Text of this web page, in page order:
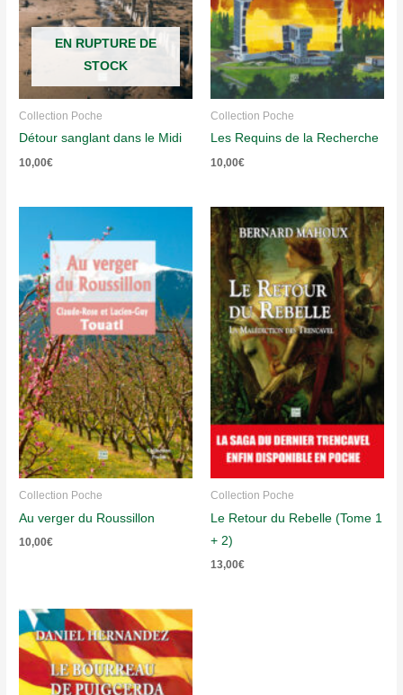
EN RUPTURE DE
STOCK
Collection Poche
Détour sanglant dans le Midi
10,00€
Collection Poche
Les Requins de la Recherche
10,00€
Collection Poche
Au verger du Roussillon
10,00€
Collection Poche
Le Retour du Rebelle (Tome 1
+ 2)
13,00€